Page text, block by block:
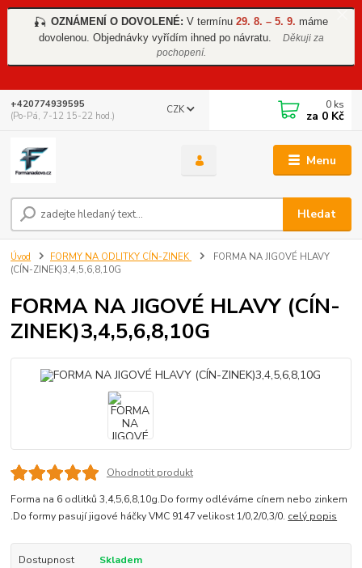
🎣 OZNÁMENÍ O DOVOLENÉ: V termínu 29. 8. – 5. 9. máme
dovolenou. Objednávky vyřídím ihned po návratu.
Děkuji za
pochopení.
Menu
CZK
Hledat
+420774939595
(Po-Pá, 7-12 15-22 hod.)
0 ks
za 0 Kč
Úvod FORMY NA ODLITKY CÍN-ZINEK
FORMA NA JIGOVÉ HLAVY
(CÍN-ZINEK)3,4,5,6,8,10G
FORMA NA JIGOVÉ HLAVY (CÍN-
ZINEK)3,4,5,6,8,10G
Ohodnotit produkt
Forma na 6 odlitků 3,4,5,6,8,10g.Do formy odléváme cínem nebo zinkem
.Do formy pasují jigové háčky VMC 9147 velikost 1/0,2/0,3/0. celý popis
Dostupnost Skladem